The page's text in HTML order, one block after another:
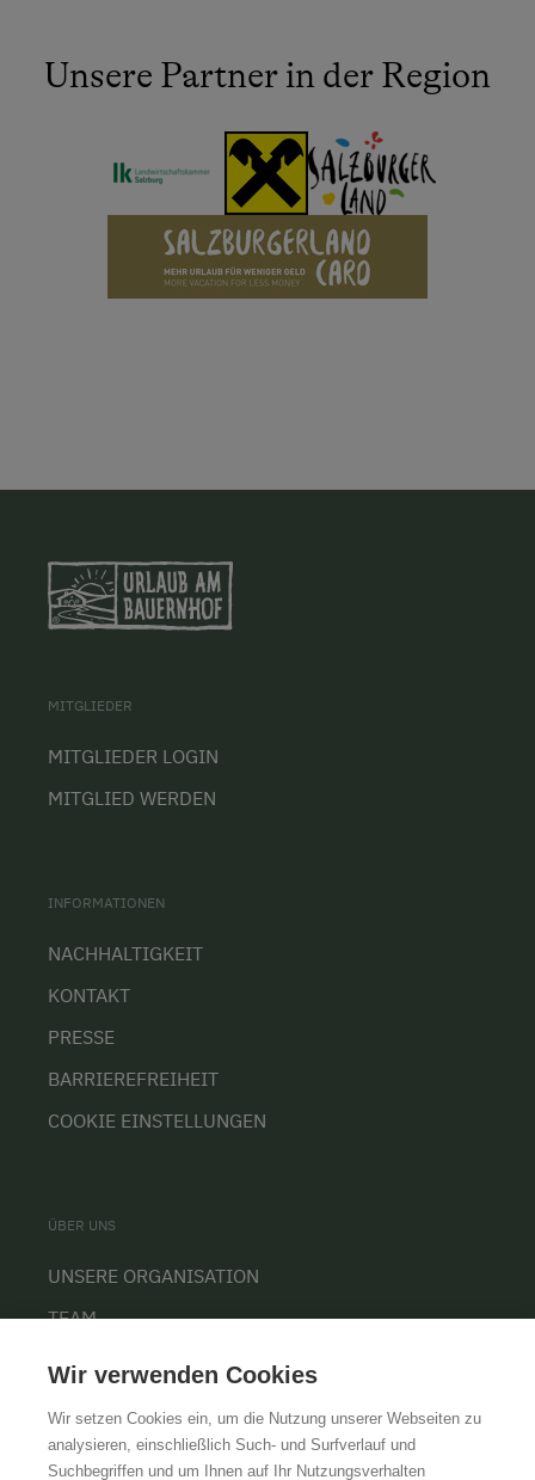
Unsere Partner in der Region
MITGLIEDER
MITGLIEDER LOGIN
MITGLIED WERDEN
INFORMATIONEN
NACHHALTIGKEIT
KONTAKT
PRESSE
BARRIEREFREIHEIT
COOKIE EINSTELLUNGEN
ÜBER UNS
UNSERE ORGANISATION
TEAM
Wir verwenden Cookies
Wir setzen Cookies ein, um die Nutzung unserer Webseiten zu
analysieren, einschließlich Such- und Surfverlauf und
Suchbegriffen und um Ihnen auf Ihr Nutzungsverhalten